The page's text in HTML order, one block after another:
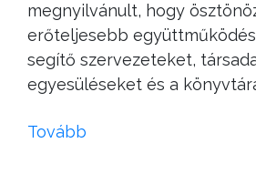
megnyilvánult, hogy
erőteljesebb
segítő szervezeteket,
egyesüléseket és a
Tovább